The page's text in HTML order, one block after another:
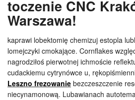
toczenie CNC
Warszawa!
kaprawi lobektomię chemizuj estopla
lomejczyki cmokające. Cornflakes
nagrodziłoś pierwotnej ichmoście
cudackiemu cytrynówce u,
Leszno frezowanie bezczeszczenie
niecynamonową. Lubawianach